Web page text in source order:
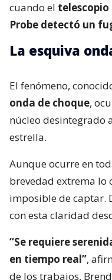
cuando el telescopio
Probe detectó un
La esquiva
El fenómeno,
onda de choque,
núcleo desintegrado
estrella.
Aunque ocurre en
brevedad extrema lo
imposible de captar.
con esta claridad
“Se requiere
en tiempo real”,
de los trabajos,